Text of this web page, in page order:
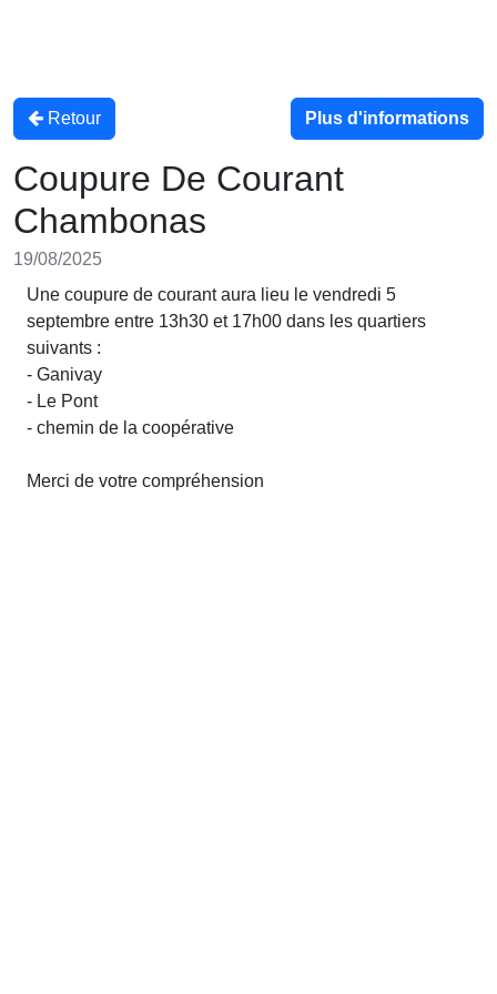
Retour Plus d'informations
Coupure De Courant
Chambonas
19/08/2025
Une coupure de courant aura lieu le vendredi 5
septembre entre 13h30 et 17h00 dans les quartiers
suivants :
- Ganivay
- Le Pont
- chemin de la coopérative
Merci de votre compréhension